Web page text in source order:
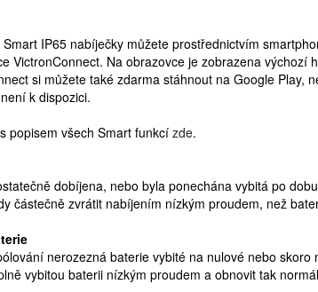
IP65 nabíječky můžete prostřednictvím
VictronConnect. Na obrazovce je zobrazena výchozí
si můžete také zdarma stáhnout na Google Play,
k dispozici.
popisem všech Smart funkcí zde.
dobíjena, nebo byla ponechána vybitá po
částečně zvrátit nabíjením nízkým proudem, než
nerozezná baterie vybité na nulové nebo
vybitou baterii nízkým proudem a obnovit tak